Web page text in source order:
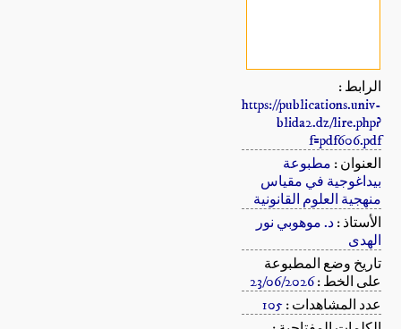
الرابط :
https://publications.univ-
blida2.dz/lire.php?
f=pdf606.pdf
العنوان : مطبوعة
بيداغوجية في مقياس
منهجية العلوم القانونية
الأستاذ :د. موهوبي نور
الهدى
تاريخ وضع المطبوعة
على الخط :23/06/2026
عدد المشاهدات :105